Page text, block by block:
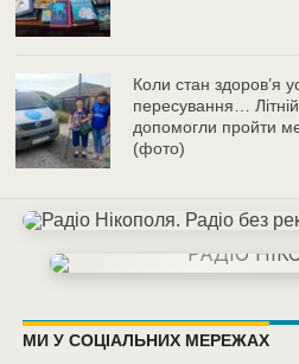
Коли стан здоров’я
пересування… Літній
допомогли пройти
(фото)
МИ У СОЦІАЛЬНИХ МЕРЕЖАХ